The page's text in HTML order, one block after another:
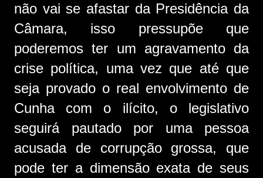
não vai se afastar da Presidência da
Câmara, isso pressupõe que
poderemos ter um agravamento da
crise política, uma vez que até que
seja provado o real envolvimento de
Cunha com o ilícito, o legislativo
seguirá pautado por uma pessoa
acusada de corrupção grossa, que
pode ter a dimensão exata de seus